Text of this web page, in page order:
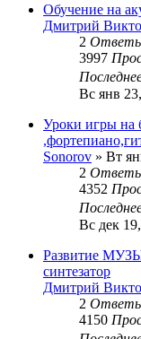
Обучение на
Дмитрий
2
3997
Вс янв
Уроки игры на
Sonorov » Вт
2
4352
Вс дек
Развитие
синтезатор
Дмитрий
2
4150